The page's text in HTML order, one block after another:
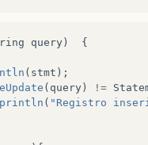
query )
{
( stmt );
( query ) !=
println ( "Registro